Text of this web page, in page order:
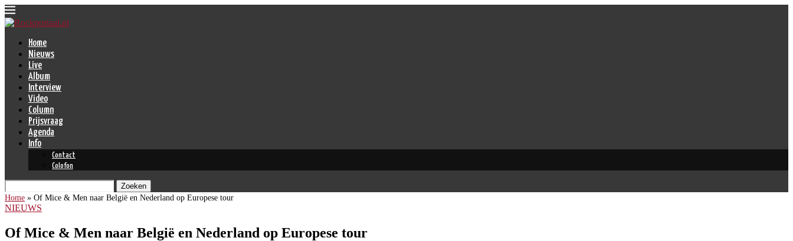
Home
Nieuws
Live
Album
Interview
Video
Column
Prijsvraag
Agenda
Info
Contact
Colofon
Zoeken
Home » Of Mice & Men naar België en Nederland op Europese tour
NIEUWS
Of Mice & Men naar België en Nederland op Europese tour